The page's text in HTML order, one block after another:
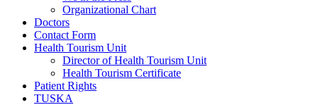
Organizational Chart
Doctors
Contact Form
Health Tourism Unit
Director of Health Tourism Unit
Health Tourism Certificate
Patient Rights
TUSKA